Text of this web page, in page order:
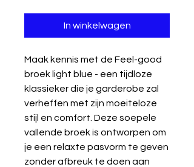
In winkelwagen
Maak kennis met de Feel-good
broek light blue - een tijdloze
klassieker die je garderobe zal
verheffen met zijn moeiteloze
stijl en comfort. Deze soepele
vallende broek is ontworpen om
je een relaxte pasvorm te geven
zonder afbreuk te doen aan